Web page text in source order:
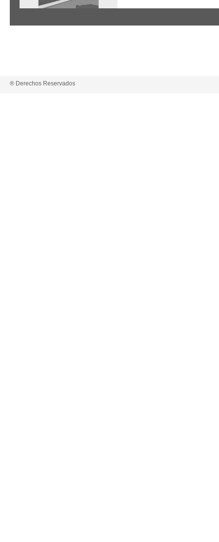
® Derechos Reservados